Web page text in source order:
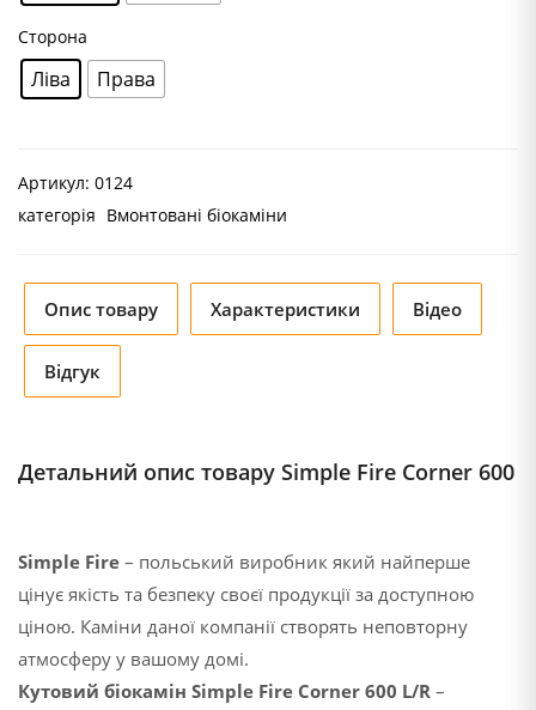
Сторона
Ліва Права
Артикул: 0124
категорія Вмонтовані біокаміни
Опис товару Характеристики Відео
Відгук
Детальний опис товару Simple Fire Corner 600
Simple Fire – польський виробник який найперше
цінує якість та безпеку своєї продукції за доступною
ціною. Каміни даної компанії створять неповторну
атмосферу у вашому домі.
Кутовий біокамін Simple Fire Corner 600 L/R –